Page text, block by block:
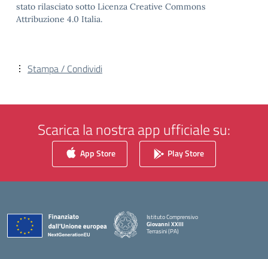
stato rilasciato sotto Licenza Creative Commons
Attribuzione 4.0 Italia.
Stampa / Condividi
Scarica la nostra app ufficiale su:
App Store Play Store
Istituto Comprensivo
Giovanni XXIII
Terrasini (PA)